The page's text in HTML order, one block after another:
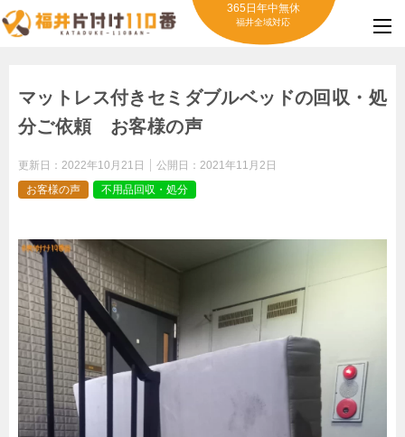
365日年中無休
福井全域対応
マットレス付きセミダブルベッドの回収・処
分ご依頼 お客様の声
更新日： 2022年10月21日 公開日： 2021年11月2日
お客様の声
不用品回収・処分